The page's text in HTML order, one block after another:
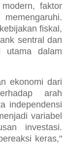
faktor
fiskal,
sentral dan
utama dalam
ekonomi dari
arah
independensi
variabel
investasi.
keras,"